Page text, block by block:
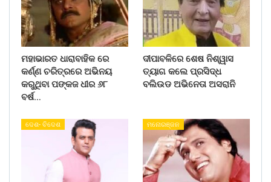
ମହାଭାରତ ଧାରାବାହିକ ରେ
କର୍ଣ୍ଣ ଚରିତ୍ରରେ ଅଭିନୟ
କରୁଥିବା ପଙ୍କଜ ଧୀର ୬୮
ବର୍ଷ…
ଦୀପାବଳିରେ ଶେଷ ନିଶ୍ୱାସ
ତ୍ୟାଗ କଲେ ପ୍ରସିଦ୍ଧ
ବଲିଉଡ ଅଭିନେତା ଅସରାନି
ଦେଶ- ବିଦେଶ ମନୋରଞ୍ଜନ